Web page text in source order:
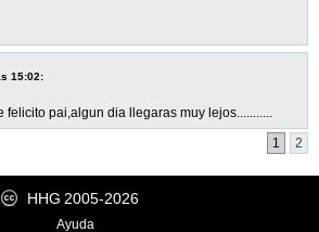
15:02:
pai,algun dia llegaras muy lejos...........
1
2
HHG 2005-2026
Ayuda